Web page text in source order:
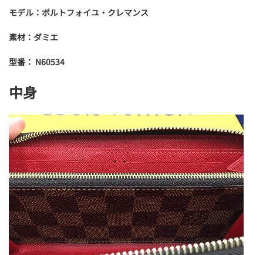
モデル：ポルトフォイユ・クレマンス
素材：ダミエ
型番： N60534
中身